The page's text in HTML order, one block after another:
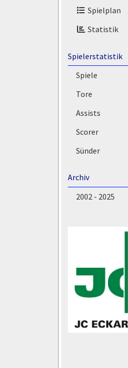
Spielplan
Statistik
Spielerstatistik
Spiele
Tore
Assists
Scorer
Sünder
Archiv
2002 - 2025